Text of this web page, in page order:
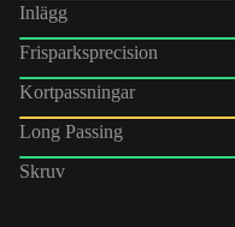
Inlägg
Frisparksprecision
Kortpassningar
Long Passing
Skruv